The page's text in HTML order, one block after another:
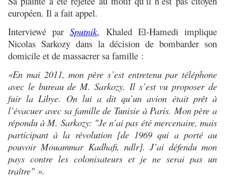
européen. Il a fait appel.
Interviewé parSputnik, Khaled El-Hamedi implique
Nicolas Sarkozy dans la décision de bombarder son
domicile et de massacrer sa famille :
«En mai 2011, mon père s’est entretenu par téléphone
avec le bureau de M. Sarkozy. Il s’est vu proposer de
fuir la Libye. On lui a dit qu’un avion était prêt à
l’évacuer avec sa famille de Tunisie à Paris. Mon père a
répondu à M. Sarkozy: "Je n’ai pas été mercenaire, mais
participant à la révolution [de 1969 qui a porté au
pouvoir Mouammar Kadhafi, ndlr]. J’ai défendu mon
pays contre les colonisateurs et je ne serai pas un
traître" ».